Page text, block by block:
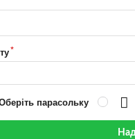
парасольку